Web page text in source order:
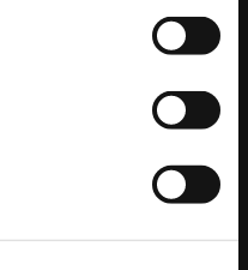
タワークレーン - ビルマンシリーズ
設機械 関連記事